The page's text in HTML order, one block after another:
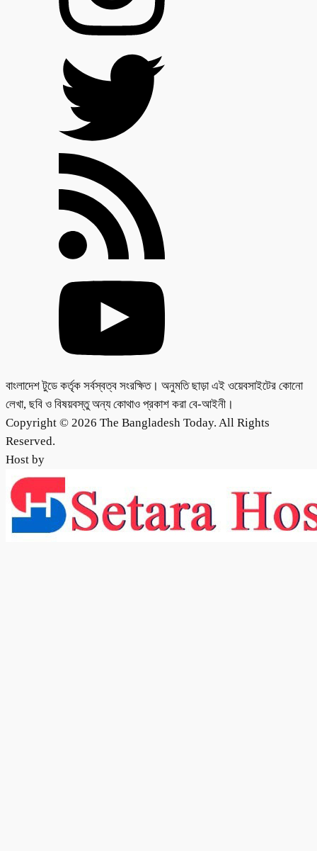
বাংলাদেশ টুডে কর্তৃক সর্বস্বত্ব সংরক্ষিত। অনুমতি ছাড়া এই ওয়েবসাইটের কোনো
লেখা, ছবি ও বিষয়বস্তু অন্য কোথাও প্রকাশ করা বে-আইনী।
Copyright © 2026 The Bangladesh Today. All Rights
Reserved.
Host by